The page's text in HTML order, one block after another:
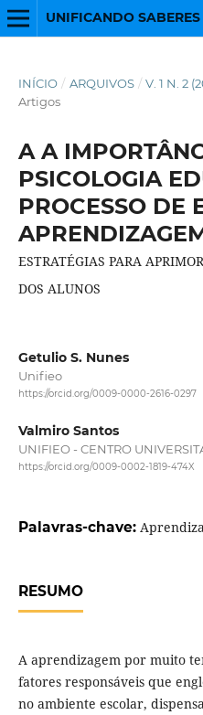
UNIFICANDO SABERES
INÍCIO / ARQUIVOS / V. 1 N. 2
Artigos
A A
PSICOLOGIA
PROCESSO DE
ESTRATÉGIAS PARA
DOS ALUNOS
Getulio S. Nunes
Unifieo
https://orcid.org/0009-0000-2616-0297
Valmiro Santos
UNIFIEO - CENTRO
https://orcid.org/0009-0002-1819-474X
Palavras-chave:
RESUMO
A aprendizagem por muito
fatores responsáveis que
no ambiente escolar,